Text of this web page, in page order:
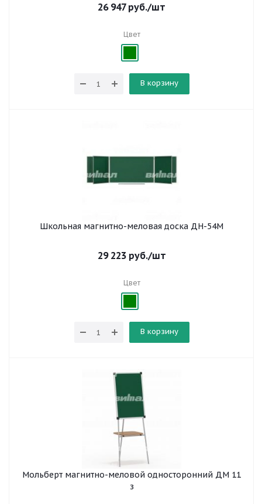
26 947руб./шт
Цвет
В корзину
Школьная магнитно-меловая доска ДН-54М
29 223руб./шт
Цвет
В корзину
Мольберт магнитно-меловой односторонний ДМ 11
з